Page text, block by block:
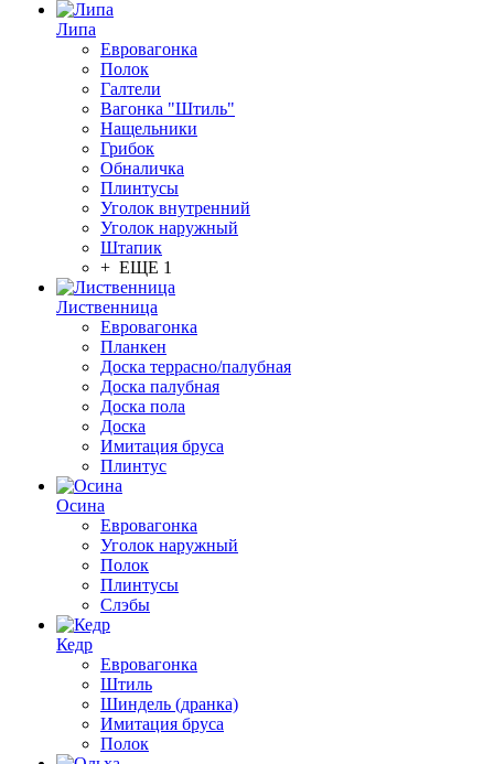
Липа
Евровагонка
Полок
Галтели
Вагонка "Штиль"
Нащельники
Грибок
Обналичка
Плинтусы
Уголок внутренний
Уголок наружный
Штапик
+ ЕЩЕ 1
Лиственница
Евровагонка
Планкен
Доска террасно/палубная
Доска палубная
Доска пола
Доска
Имитация бруса
Плинтус
Осина
Евровагонка
Уголок наружный
Полок
Плинтусы
Слэбы
Кедр
Евровагонка
Штиль
Шиндель (дранка)
Имитация бруса
Полок